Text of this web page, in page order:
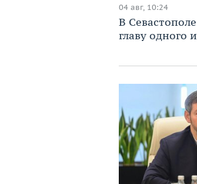
04 авг, 10:24
В
главу одного